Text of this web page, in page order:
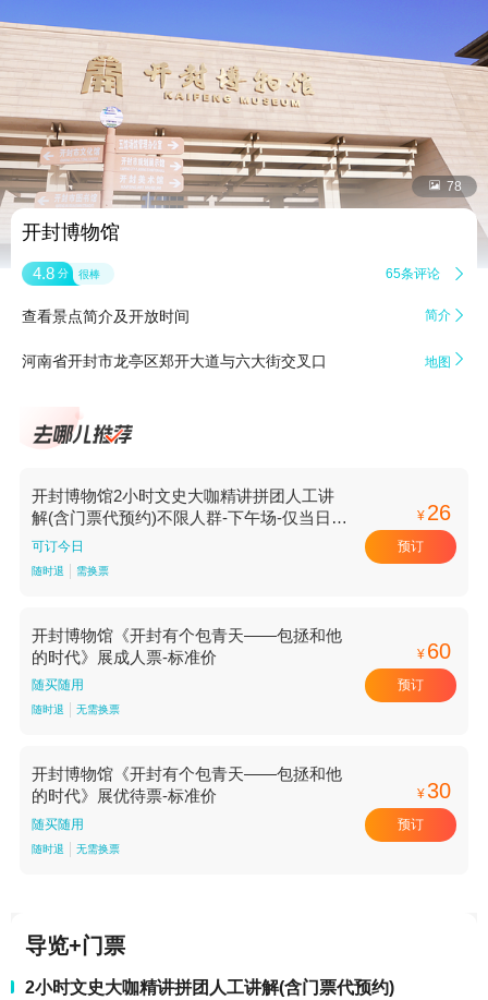
 78
开封博物馆
4.8 分 很棒 65条评论 
查看景点简介及开放时间 简介 
河南省开封市龙亭区郑开大道与六大街交叉口 地图 
开封博物馆2小时文史大咖精讲拼团人工讲
解(含门票代预约)不限人群-下午场-仅当日可
售【下午场】
可订今日
随时退 需换票
¥ 26
预订
开封博物馆《开封有个包青天——包拯和他
的时代》展成人票-标准价
随买随用
随时退 无需换票
¥ 60
预订
开封博物馆《开封有个包青天——包拯和他
的时代》展优待票-标准价
随买随用
随时退 无需换票
¥30
预订
导览+门票
2小时文史大咖精讲拼团人工讲解(含门票代预约)
